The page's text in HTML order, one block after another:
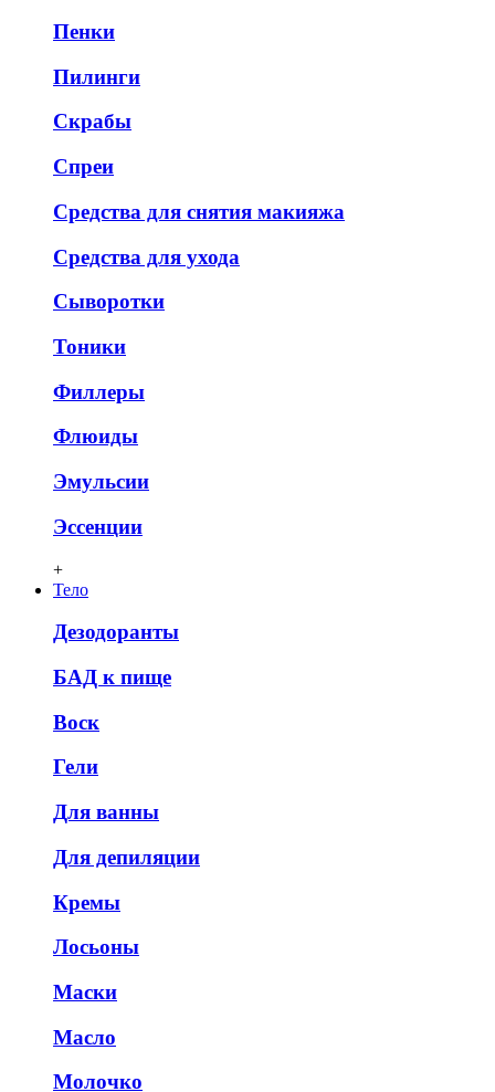
Пенки
Пилинги
Скрабы
Спреи
Средства для снятия макияжа
Средства для ухода
Сыворотки
Тоники
Филлеры
Флюиды
Эмульсии
Эссенции
+
Тело
Дезодоранты
БАД к пище
Воск
Гели
Для ванны
Для депиляции
Кремы
Лосьоны
Маски
Масло
Молочко